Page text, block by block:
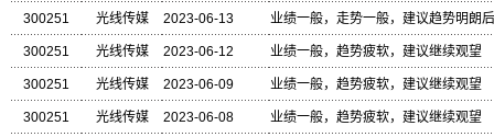
300251 光线传媒 2023-06-13 业绩一般，走势一般，建议趋势明朗
300251 光线传媒 2023-06-12 业绩一般，趋势疲软，建议继续观望
300251 光线传媒 2023-06-09 业绩一般，趋势疲软，建议继续观望
300251 光线传媒 2023-06-08 业绩一般，趋势疲软，建议继续观望